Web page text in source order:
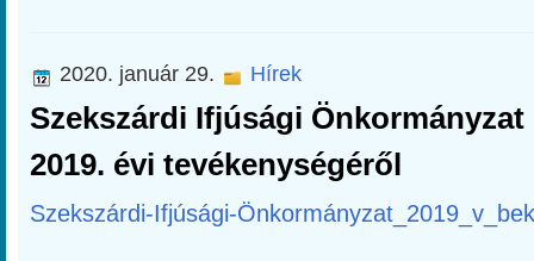
2020. január 29. Hírek
Szekszárdi Ifjúsági Önkormányzat
2019. évi tevékenységéről
Szekszárdi-Ifjúsági-